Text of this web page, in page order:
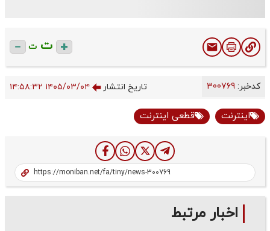
ت ت
کدخبر: تاریخ انتشار ۱۴۰۵/۰۳/۰۴ ۱۴:۵۸:۳۲
اینترنت قطعی اینترنت
اخبار مرتبط